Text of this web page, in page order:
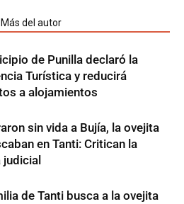
Más del autor
de Punilla declaró la
Turística y reducirá
a alojamientos
sin vida a Bujía, la ovejita
en Tanti: Critican la
de Tanti busca a la ovejita